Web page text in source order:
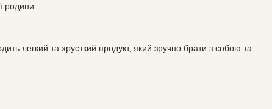
родини.
легкий та хрусткий продукт, який зручно брати з собою та